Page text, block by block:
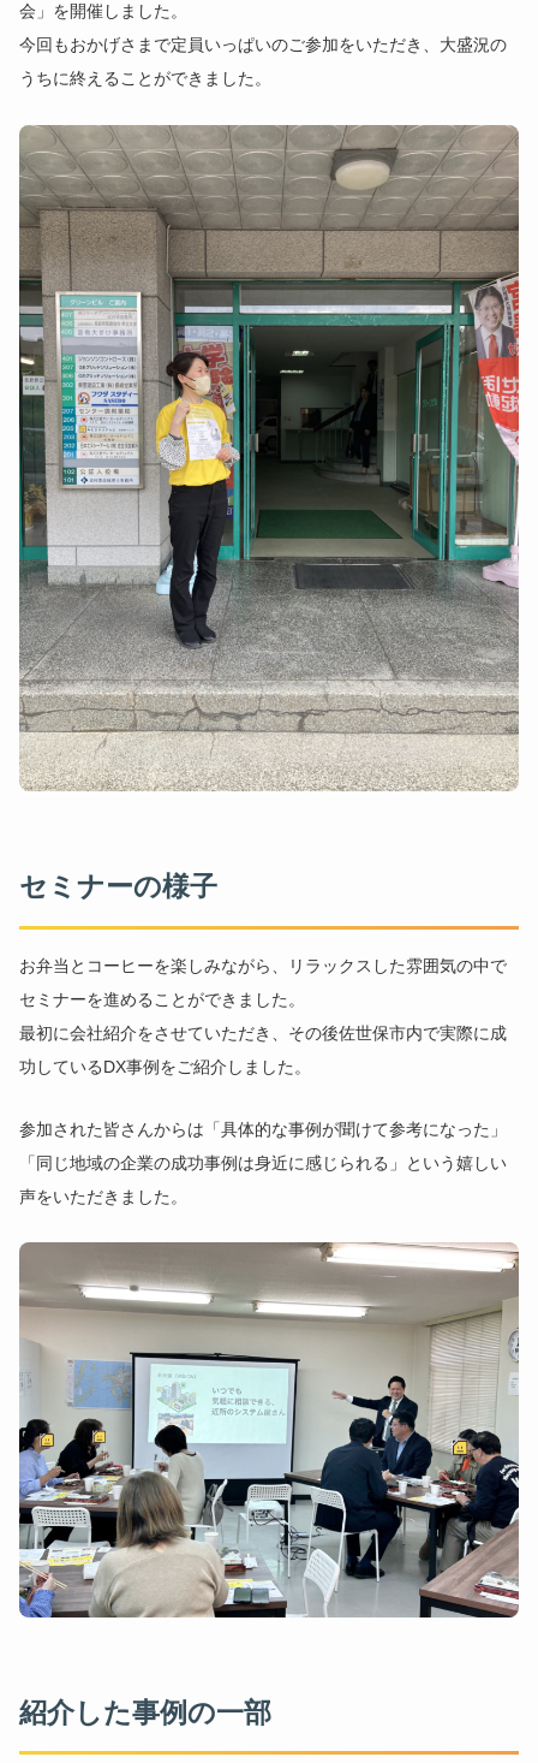
会」を開催しました。
今回もおかげさまで定員いっぱいのご参加をいただき、大盛況の
うちに終えることができました。
セミナーの様子
お弁当とコーヒーを楽しみながら、リラックスした雰囲気の中で
セミナーを進めることができました。
最初に会社紹介をさせていただき、その後佐世保市内で実際に成
功しているDX事例をご紹介しました。
参加された皆さんからは「具体的な事例が聞けて参考になった」
「同じ地域の企業の成功事例は身近に感じられる」という嬉しい
声をいただきました。
紹介した事例の一部